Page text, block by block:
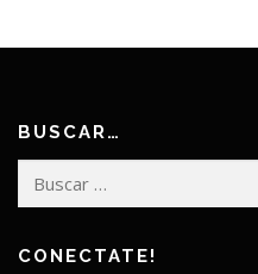
BUSCAR…
CONECTATE!